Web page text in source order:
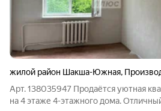
жилой район Шакша-Южная,
Арт. 138035947 Продаётся уютная
на 4 этаже 4-этажного дома.